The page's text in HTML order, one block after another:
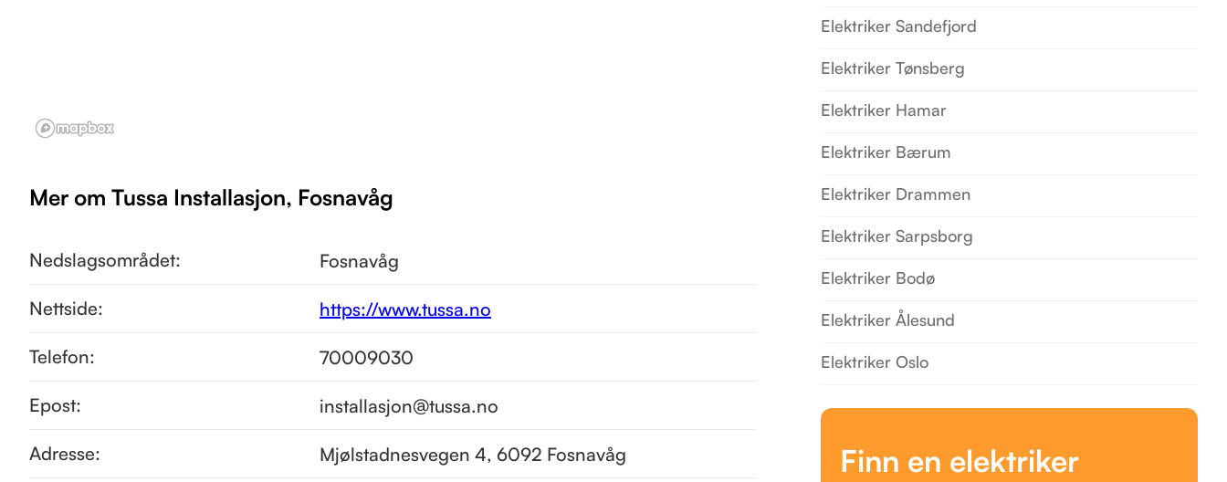
Mer om Tussa Installasjon, Fosnavåg
Nedslagsområdet: Fosnavåg
Nettside: https://www.tussa.no
Telefon: 70009030
Epost: installasjon@tussa.no
Adresse: Mjølstadnesvegen 4, 6092 Fosnavåg
Elektriker Sandefjord
Elektriker Tønsberg
Elektriker Hamar
Elektriker Bærum
Elektriker Drammen
Elektriker Sarpsborg
Elektriker Bodø
Elektriker Ålesund
Elektriker Oslo
Finn en elektriker